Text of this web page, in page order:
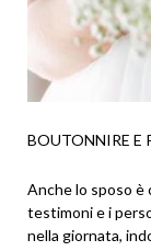
BOUTONNIRE E
Anche lo sposo
testimoni e i
nella giornata,